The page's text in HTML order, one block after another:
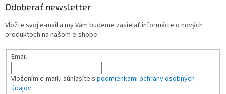
Odoberať newsletter
Vložte svoj e-mail a my Vám budeme zasielať informácie o nových
produktoch na našom e-shope.
Email
Vložením e-mailu súhlasíte s podmienkami ochrany osobných
údajov